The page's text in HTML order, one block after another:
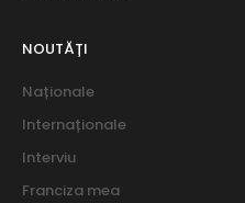
NOUTĂȚI
Naționale
Internaționale
Interviu
Franciza mea